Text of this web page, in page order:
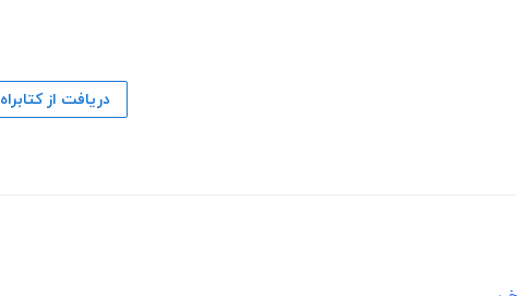
دریافت از کتابراه